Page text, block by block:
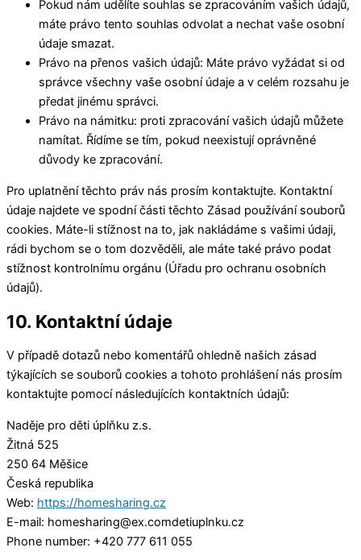
Pokud nám udělíte souhlas se zpracováním vašich údajů,
máte právo tento souhlas odvolat a nechat vaše osobní
údaje smazat.
Právo na přenos vašich údajů: Máte právo vyžádat si od
správce všechny vaše osobní údaje a v celém rozsahu je
předat jinému správci.
Právo na námitku: proti zpracování vašich údajů můžete
namítat. Řídíme se tím, pokud neexistují oprávněné
důvody ke zpracování.
Pro uplatnění těchto práv nás prosím kontaktujte. Kontaktní
údaje najdete ve spodní části těchto Zásad používání souborů
cookies. Máte-li stížnost na to, jak nakládáme s vašimi údaji,
rádi bychom se o tom dozvěděli, ale máte také právo podat
stížnost kontrolnímu orgánu (Úřadu pro ochranu osobních
údajů).
10. Kontaktní údaje
V případě dotazů nebo komentářů ohledně našich zásad
týkajících se souborů cookies a tohoto prohlášení nás prosím
kontaktujte pomocí následujících kontaktních údajů:
Naděje pro děti úplňku z.s.
Žitná 525
250 64 Měšice
Česká republika
Web: https://homesharing.cz
E-mail: homesharing@ex.comdetiuplnku.cz
Phone number: +420 777 611 055